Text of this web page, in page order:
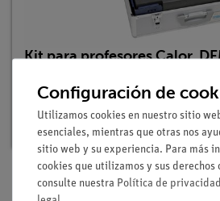
Kit para profesores Calor,
Nº de artículo: 15530-88 | Tipo: Set
Plazo de entrega: 3-4 semanas
Configuración de
Utilizamos cookies en nuestro sitio
esenciales, mientras que otras nos
sitio web y su experiencia. Para más
cookies que utilizamos y sus derechos
consulte nuestra Política de privacidad